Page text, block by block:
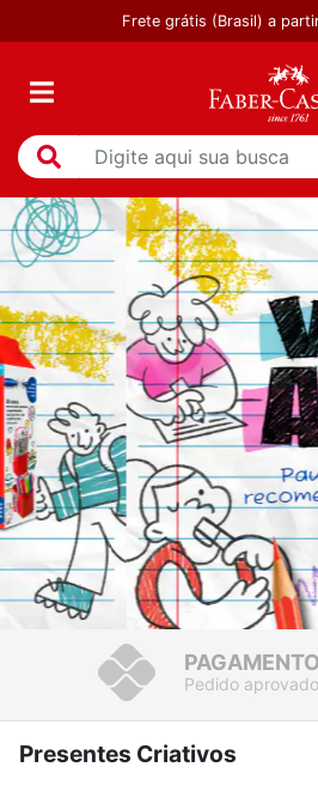
Frete grátis (Brasil) a
PAGAMENTO
Pedido
Presentes Criativos